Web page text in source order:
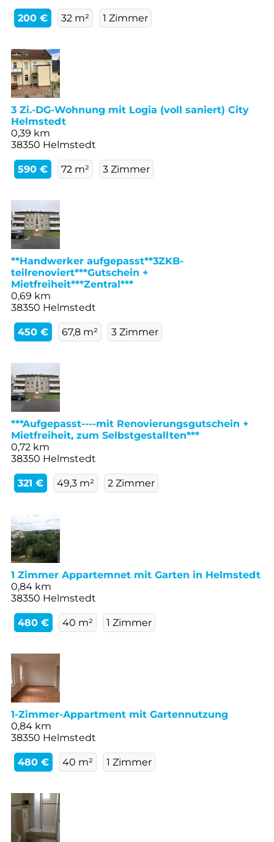
200 € 32 m² 1 Zimmer
3 Zi.-DG-Wohnung mit Logia (voll saniert) City
Helmstedt
0,39 km
38350 Helmstedt
590 € 72 m² 3 Zimmer
**Handwerker aufgepasst**3ZKB-
teilrenoviert***Gutschein +
Mietfreiheit***Zentral***
0,69 km
38350 Helmstedt
450 € 67,8 m² 3 Zimmer
***Aufgepasst----mit Renovierungsgutschein +
Mietfreiheit, zum Selbstgestallten***
0,72 km
38350 Helmstedt
321 € 49,3 m² 2 Zimmer
1 Zimmer Appartemnet mit Garten in Helmstedt
0,84 km
38350 Helmstedt
480 € 40 m² 1 Zimmer
1-Zimmer-Appartment mit Gartennutzung
0,84 km
38350 Helmstedt
480 € 40 m² 1 Zimmer